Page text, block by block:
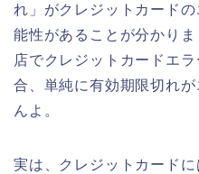
れ」がクレジットカード
能性があることが分かり
店でクレジットカードエ
合、単純に有効期限切れ
んよ。
実は、クレジットカードに